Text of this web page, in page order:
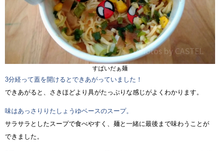
すぱいだぁ麺
3分経って蓋を開けるとできあがっていました！
できあがると、さきほどより具がたっぷりな感じがよくわかります。
味はあっさりりたしょうゆベースのスープ。
サラサラとしたスープで食べやすく、麺と一緒に最後まで味わうことが
できました。